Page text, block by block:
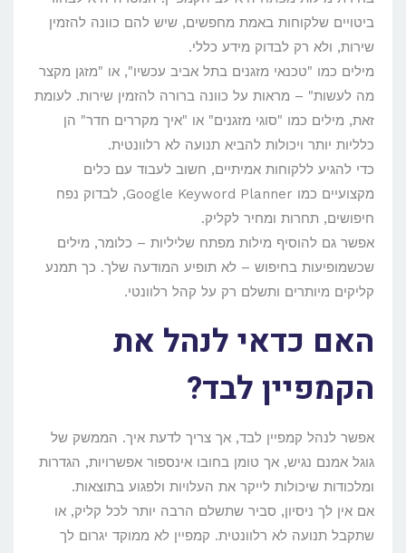
ביטויים שלקוחות באמת מחפשים, שיש להם כוונה להזמין
שירות, ולא רק לבדוק מידע כללי.
מילים כמו "טכנאי מזגנים בתל אביב עכשיו", או "מזגן מקצר
מה לעשות" – מראות על כוונה ברורה להזמין שירות. לעומת
זאת, מילים כמו "סוגי מזגנים" או "איך מקררים חדר" הן
כלליות יותר ויכולות להביא תנועה לא רלוונטית.
כדי להגיע ללקוחות אמיתיים, חשוב לעבוד עם כלים
מקצועיים כמו Google Keyword Planner, לבדוק נפח
חיפושים, תחרות ומחיר לקליק.
אפשר גם להוסיף מילות מפתח שליליות – כלומר, מילים
שכשמופיעות בחיפוש – לא תופיע המודעה שלך. כך תמנע
קליקים מיותרים ותשלם רק על קהל רלוונטי.
האם כדאי לנהל את
הקמפיין לבד?
אפשר לנהל קמפיין לבד, אך צריך לדעת איך. הממשק של
גוגל אמנם נגיש, אך טומן בחובו אינספור אפשרויות, הגדרות
ומלכודות שיכולות לייקר את העלויות ולפגוע בתוצאות.
אם אין לך ניסיון, סביר שתשלם הרבה יותר לכל קליק, או
שתקבל תנועה לא רלוונטית. קמפיין לא ממוקד יגרום לך